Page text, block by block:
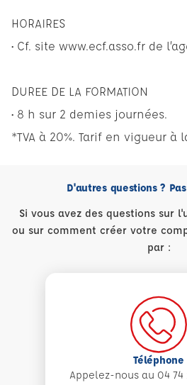
HORAIRES
• Cf. site www.ecf.asso.fr de
DUREE DE LA FORMATION
• 8 h sur 2 demies journées.
*TVA à 20%. Tarif en vigueur à
D'autres questions ?
Si vous avez des questions sur
ou sur comment créer votre
par :
Téléphone
Appelez-nous au 04 74